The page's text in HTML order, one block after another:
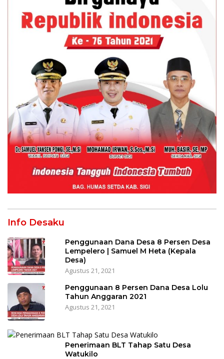
Info Desaku
Penggunaan Dana Desa 8 Persen Desa
Lempelero | Samuel M Heta (Kepala
Desa)
Agustus 21, 2021
Penggunaan 8 Persen Dana Desa Lolu
Tahun Anggaran 2021
Agustus 21, 2021
Penerimaan BLT Tahap Satu Desa
Watukilo